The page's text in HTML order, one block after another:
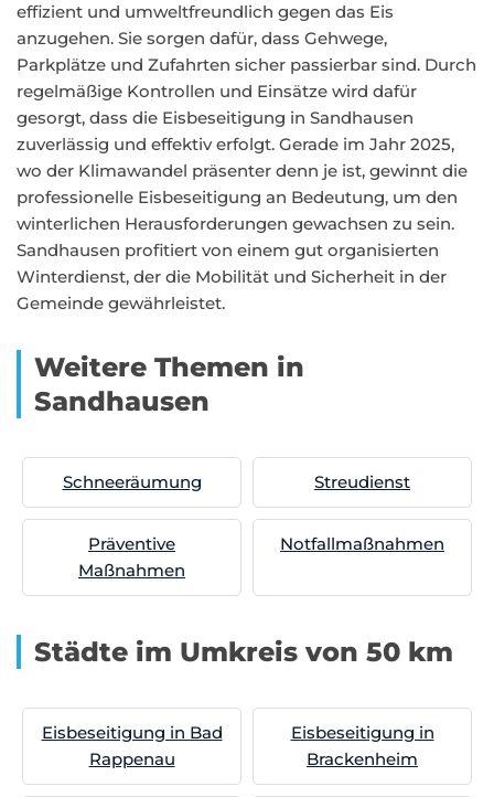
effizient und umweltfreundlich gegen das Eis
anzugehen. Sie sorgen dafür, dass Gehwege,
Parkplätze und Zufahrten sicher passierbar sind. Durch
regelmäßige Kontrollen und Einsätze wird dafür
gesorgt, dass die Eisbeseitigung in Sandhausen
zuverlässig und effektiv erfolgt. Gerade im Jahr 2025,
wo der Klimawandel präsenter denn je ist, gewinnt die
professionelle Eisbeseitigung an Bedeutung, um den
winterlichen Herausforderungen gewachsen zu sein.
Sandhausen profitiert von einem gut organisierten
Winterdienst, der die Mobilität und Sicherheit in der
Gemeinde gewährleistet.
Weitere Themen in
Sandhausen
Schneeräumung Streudienst
Präventive
Maßnahmen
Notfallmaßnahmen
Städte im Umkreis von 50 km
Eisbeseitigung in Bad
Rappenau
Eisbeseitigung in
Brackenheim